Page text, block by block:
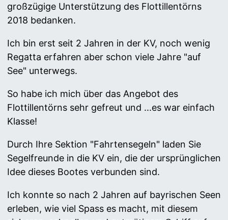
großzügige Unterstützung des Flottillentörns
2018 bedanken.
Ich bin erst seit 2 Jahren in der KV, noch wenig
Regatta erfahren aber schon viele Jahre "auf
See" unterwegs.
So habe ich mich über das Angebot des
Flottillentörns sehr gefreut und ...es war einfach
Klasse!
Durch Ihre Sektion "Fahrtensegeln" laden Sie
Segelfreunde in die KV ein, die der ursprünglichen
Idee dieses Bootes verbunden sind.
Ich konnte so nach 2 Jahren auf bayrischen Seen
erleben, wie viel Spass es macht, mit diesem